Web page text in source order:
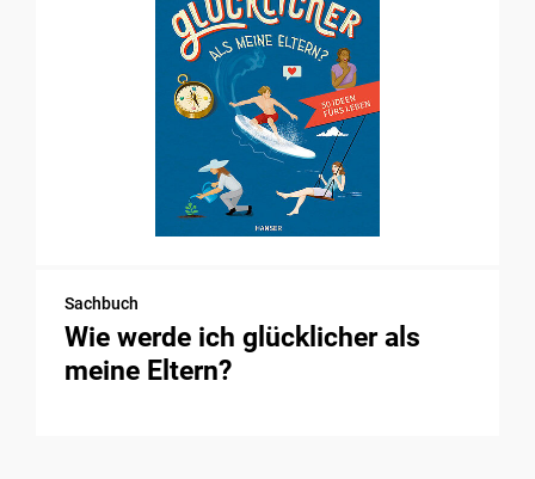
Sachbuch
Wie werde ich glücklicher als
meine Eltern?